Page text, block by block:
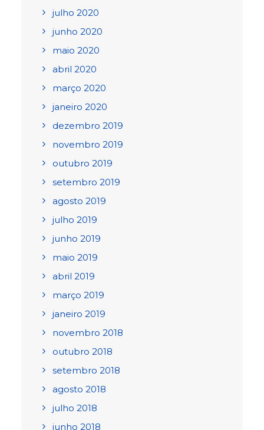
julho 2020
junho 2020
maio 2020
abril 2020
março 2020
janeiro 2020
dezembro 2019
novembro 2019
outubro 2019
setembro 2019
agosto 2019
julho 2019
junho 2019
maio 2019
abril 2019
março 2019
janeiro 2019
novembro 2018
outubro 2018
setembro 2018
agosto 2018
julho 2018
junho 2018